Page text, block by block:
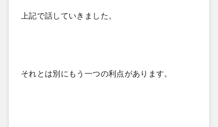
上記で話していきました。
それとは別にもう一つの利点があります。